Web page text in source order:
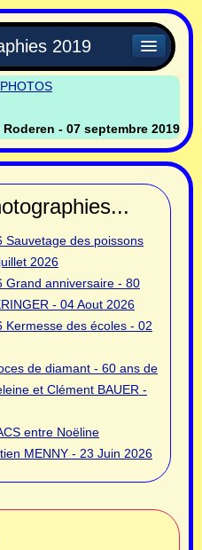
2019
PHOTOS
- 07 septembre 2019
Sauvetage des poissons
2026
Grand anniversaire - 80
- 04 Aout 2026
Kermesse des écoles - 02
de diamant - 60 ans de
et Clément BAUER -
entre Noëline
MENNY - 23 Juin 2026